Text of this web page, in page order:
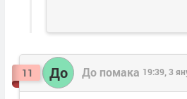
11 До До помака 19:39, 3